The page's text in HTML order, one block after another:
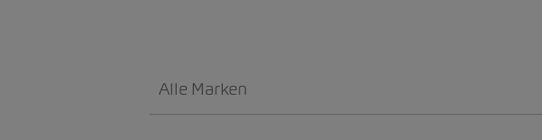
Alle Marken